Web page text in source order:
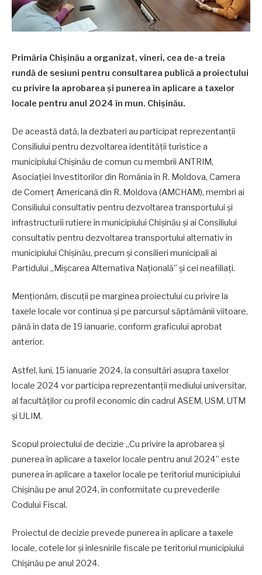
Primăria Chișinău a organizat, vineri, cea de-a treia
rundă de sesiuni pentru consultarea publică a proiectului
cu privire la aprobarea și punerea în aplicare a taxelor
locale pentru anul 2024 în mun. Chișinău.
De această dată, la dezbateri au participat reprezentanții
Consiliului pentru dezvoltarea identității turistice a
municipiului Chișinău de comun cu membrii ANTRIM,
Asociației Investitorilor din România în R. Moldova, Camera
de Comerț Americană din R. Moldova (AMCHAM), membri ai
Consiliului consultativ pentru dezvoltarea transportului și
infrastructurii rutiere în municipiului Chișinău și ai Consiliului
consultativ pentru dezvoltarea transportului alternativ în
municipiului Chișinău, precum și consilieri municipali ai
Partidului „Mișcarea Alternativa Națională” și cei neafiliați.
Menționăm, discuții pe marginea proiectului cu privire la
taxele locale vor continua şi pe parcursul săptămânii viitoare,
până în data de 19 ianuarie, conform graficului aprobat
anterior.
Astfel, luni, 15 ianuarie 2024, la consultări asupra taxelor
locale 2024 vor participa reprezentanții mediului universitar,
al facultăților cu profil economic din cadrul ASEM, USM, UTM
și ULIM.
Scopul proiectului de decizie „Cu privire la aprobarea și
punerea în aplicare a taxelor locale pentru anul 2024” este
punerea în aplicare a taxelor locale pe teritoriul municipiului
Chișinău pe anul 2024, în conformitate cu prevederile
Codului Fiscal.
Proiectul de decizie prevede punerea în aplicare a taxele
locale, cotele lor și înlesnirile fiscale pe teritoriul municipiului
Chișinău pe anul 2024.